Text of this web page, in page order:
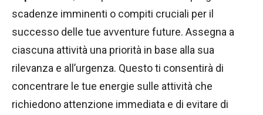
scadenze imminenti o compiti cruciali per il
successo delle tue avventure future. Assegna a
ciascuna attività una priorità in base alla sua
rilevanza e all’urgenza. Questo ti consentirà di
concentrare le tue energie sulle attività che
richiedono attenzione immediata e di evitare di